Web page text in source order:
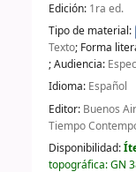
Edición: 1ra ed.
Tipo de material:
Texto; Forma
; Audiencia:
Idioma: Español
Editor: Buenos
Tiempo
Disponibilidad:
topográfica:GN